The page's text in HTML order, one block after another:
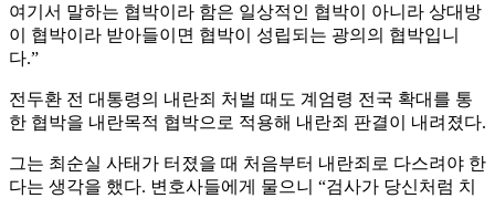
여기서 말하는 협박이라 함은 일상적인 협박이 아니라 상대방
이 협박이라 받아들이면 협박이 성립되는 광의의 협박입니
다.”
전두환 전 대통령의 내란죄 처벌 때도 계엄령 전국 확대를 통
한 협박을 내란목적 협박으로 적용해 내란죄 판결이 내려졌다.
그는 최순실 사태가 터졌을 때 처음부터 내란죄로 다스려야 한
다는 생각을 했다. 변호사들에게 물으니 “검사가 당신처럼 치